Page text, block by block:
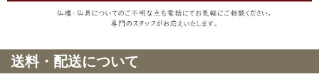
送料・配送について